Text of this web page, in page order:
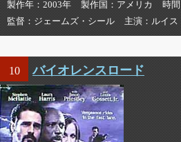
製作年 2003年 製作国 アメリカ 時間
監督
ジェームズ・シール 主演 ルイス
10 バイオレンスロード